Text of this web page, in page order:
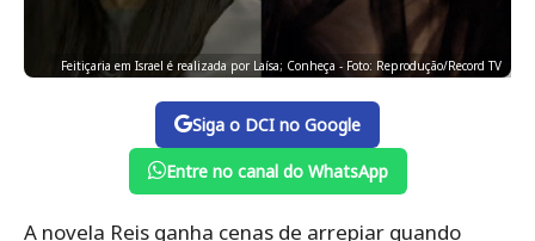
Feitiçaria em Israel é realizada por Laísa; Conheça - Foto: Reprodução/Record TV
Siga o DCI no Google
Entre no canal do WhatsApp
A novela Reis ganha cenas de arrepiar quando